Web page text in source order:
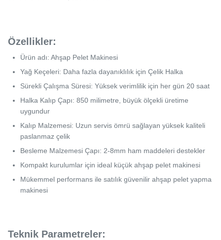
Özellikler:
Ürün adı: Ahşap Pelet Makinesi
Yağ Keçeleri: Daha fazla dayanıklılık için Çelik Halka
Sürekli Çalışma Süresi: Yüksek verimlilik için her gün 20 saat
Halka Kalıp Çapı: 850 milimetre, büyük ölçekli üretime
uygundur
Kalıp Malzemesi: Uzun servis ömrü sağlayan yüksek kaliteli
paslanmaz çelik
Besleme Malzemesi Çapı: 2-8mm ham maddeleri destekler
Kompakt kurulumlar için ideal küçük ahşap pelet makinesi
Mükemmel performans ile satılık güvenilir ahşap pelet yapma
makinesi
Teknik Parametreler: